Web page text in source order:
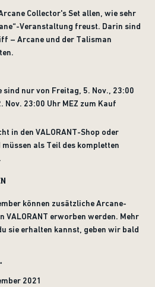
Collector's Set allen, wie sehr
Veranstaltung freust. Darin sind
– Arcane und der Talisman
sind nur von Freitag, 5. Nov., 23:00
Nov. 23:00 Uhr MEZ zum Kauf
in den VALORANT-Shop oder
als Teil des kompletten
können zusätzliche Arcane-
VALORANT erworben werden. Mehr
sie erhalten kannst, geben wir bald
2021